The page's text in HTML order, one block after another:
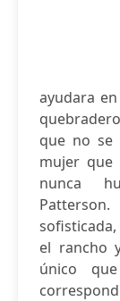
ayudara
que no se
mujer que
nunca
el rancho
único